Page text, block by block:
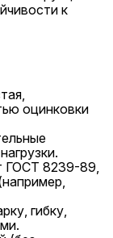
к
оцинковки
ГОСТ 8239-89,
гибку,